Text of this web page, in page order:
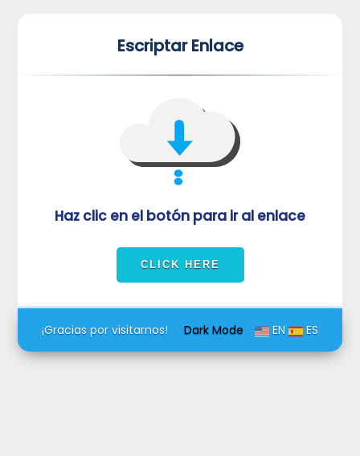
Escriptar Enlace
Haz clic en el botón para ir al enlace
Dark Mode EN ES
¡Gracias por visitarnos!
VUVORmRFeFRNVlJrUjBZd1kza3dkRkJuUFQwPQ==